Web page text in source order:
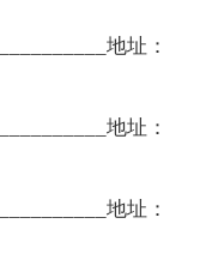
地址：
地址：
地址：